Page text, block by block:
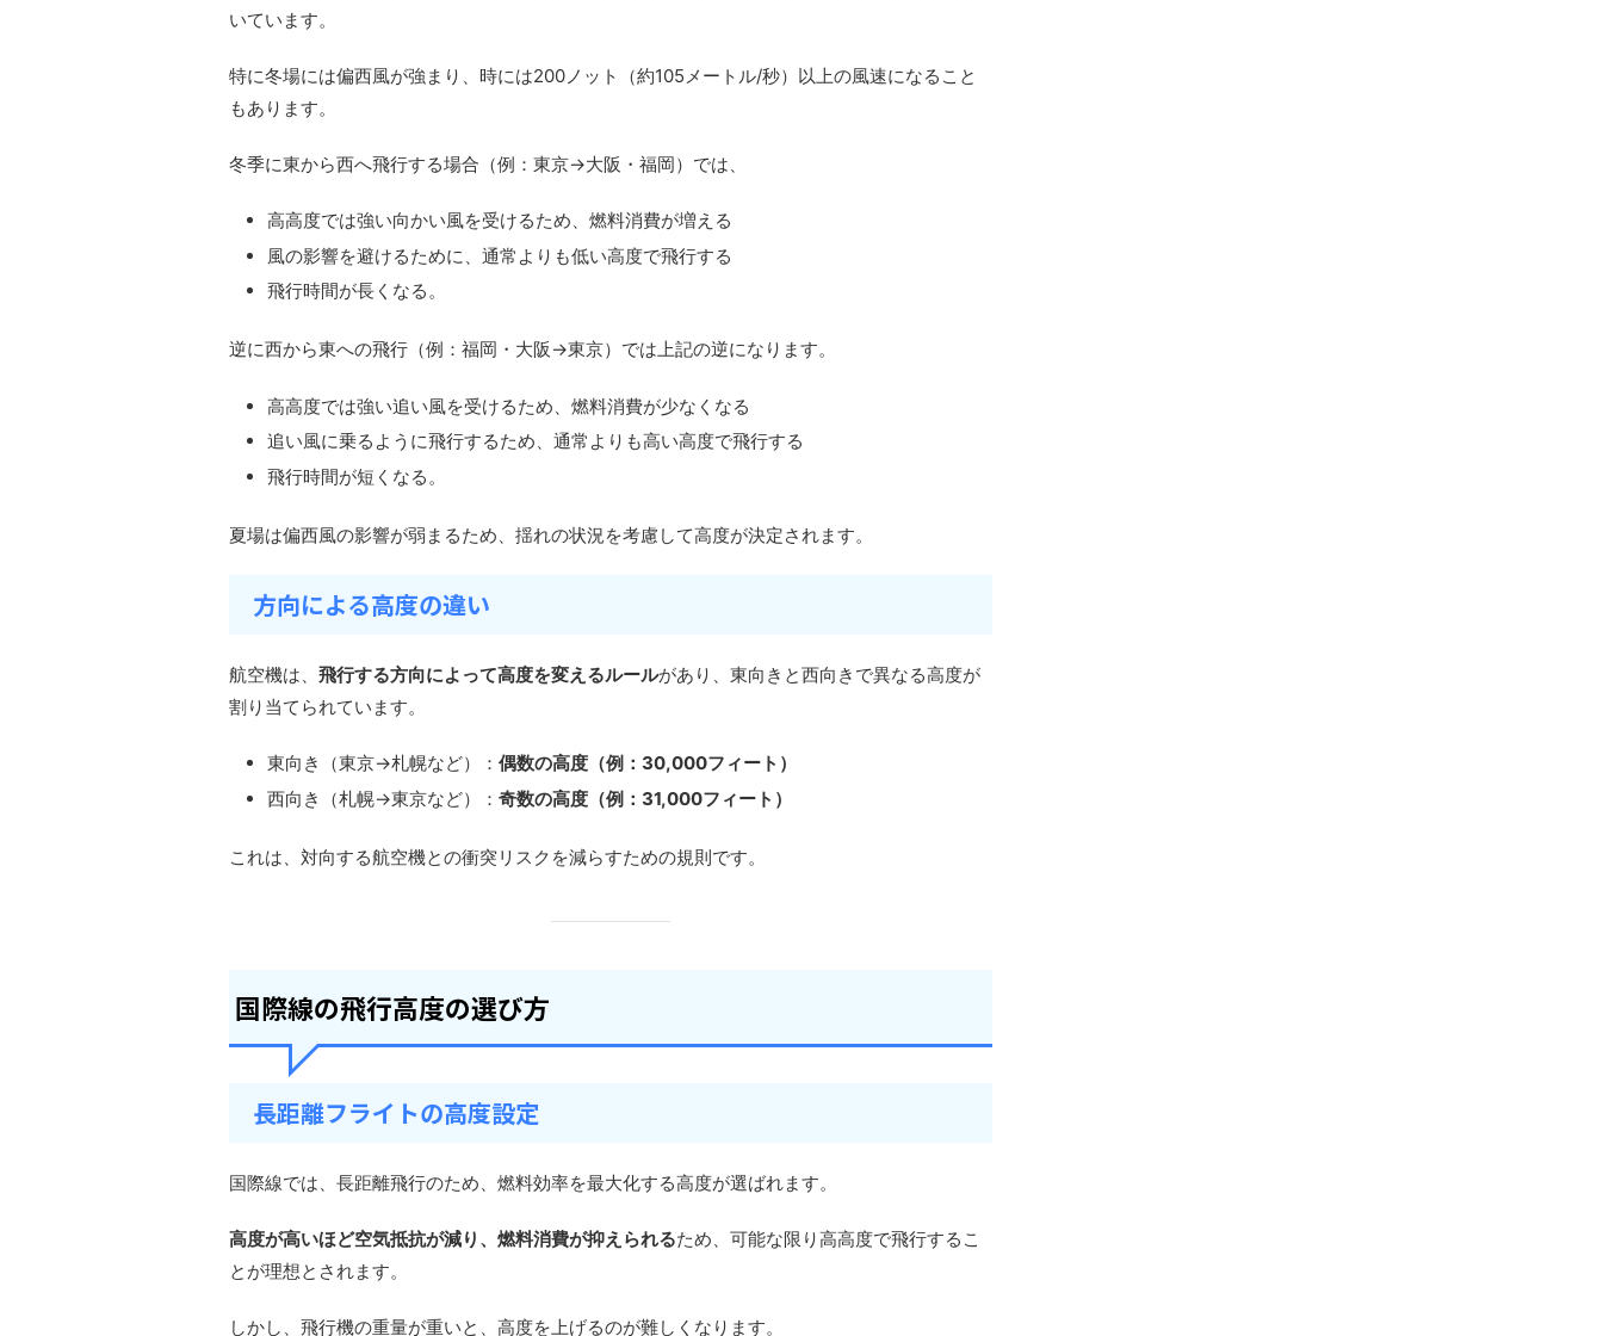
いています。
特に冬場には偏西風が強まり、時には200ノット（約105メートル/秒）以上の風速になること
もあります。
冬季に東から西へ飛行する場合（例：東京→大阪・福岡）では、
高高度では強い向かい風を受けるため、燃料消費が増える
風の影響を避けるために、通常よりも低い高度で飛行する
飛行時間が長くなる。
逆に西から東への飛行（例：福岡・大阪→東京）では上記の逆になります。
高高度では強い追い風を受けるため、燃料消費が少なくなる
追い風に乗るように飛行するため、通常よりも高い高度で飛行する
飛行時間が短くなる。
夏場は偏西風の影響が弱まるため、揺れの状況を考慮して高度が決定されます。
方向による高度の違い
航空機は、 飛行する方向によって高度を変えるルールがあり、東向きと西向きで異なる高度が
割り当てられています。
東向き（東京→札幌など）： 偶数の高度（例：30,000フィート）
西向き（札幌→東京など）： 奇数の高度（例：31,000フィート）
これは、対向する航空機との衝突リスクを減らすための規則です。
国際線の飛行高度の選び方
長距離フライトの高度設定
国際線では、長距離飛行のため、燃料効率を最大化する高度が選ばれます。
高度が高いほど空気抵抗が減り、燃料消費が抑えられるため、可能な限り高高度で飛行するこ
とが理想とされます。
しかし、飛行機の重量が重いと、高度を上げるのが難しくなります。